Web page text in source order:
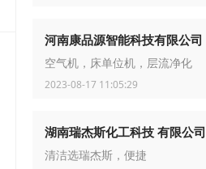
河南康品源智能科技有限公司
空气机，床单位机，层流净化
2023-08-17 11:05:29
湖南瑞杰斯化工科技 有限公司
清洁选瑞杰斯，便捷